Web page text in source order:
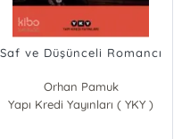
Saf ve Düşünceli Romancı
Orhan Pamuk
Yapı Kredi Yayınları ( YKY )